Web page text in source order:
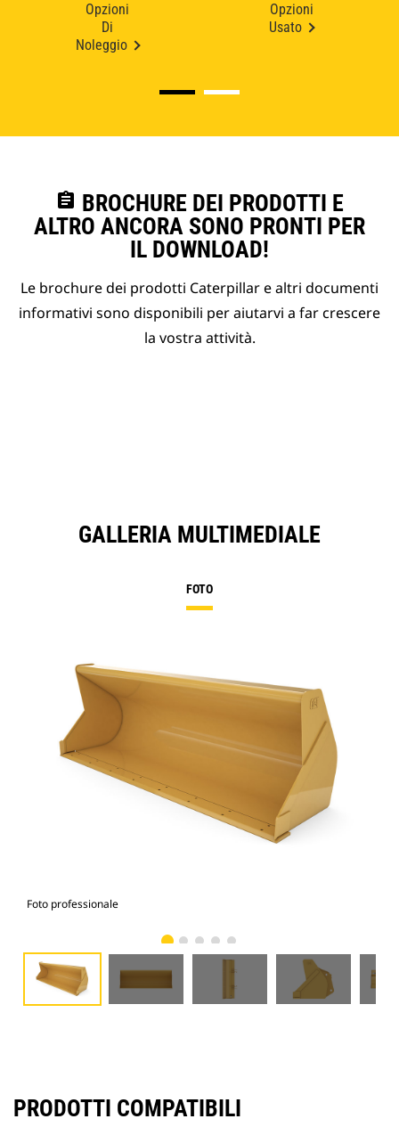
Opzioni
Di
Noleggio
Opzioni
Usato
assignment BROCHURE DEI PRODOTTI E
ALTRO ANCORA SONO PRONTI PER
IL DOWNLOAD!
Le brochure dei prodotti Caterpillar e altri documenti
informativi sono disponibili per aiutarvi a far crescere
la vostra attività.
GALLERIA MULTIMEDIALE
FOTO
Foto professionale
PRODOTTI COMPATIBILI